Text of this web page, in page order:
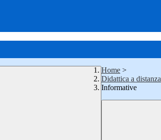
Home >
Didattica a distanza
Informative